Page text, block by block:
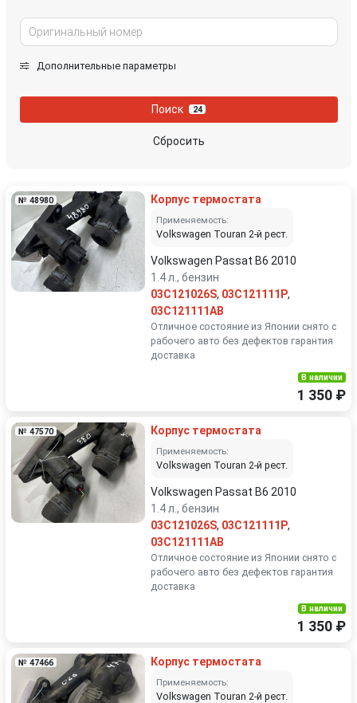
Дополнительные параметры
Поиск 24
Сбросить
№ 48980 Корпус термостата
Применяемость:
Volkswagen Touran 2-й рест.
Volkswagen Passat B6 2010
1.4 л., бензин
03C121026S, 03C121111P,
03C121111AB
Отличное состояние из Японии снято с
рабочего авто без дефектов гарантия
доставка
В наличии
1 350 ₽
№ 47570 Корпус термостата
Применяемость:
Volkswagen Touran 2-й рест.
Volkswagen Passat B6 2010
1.4 л., бензин
03C121026S, 03C121111P,
03C121111AB
Отличное состояние из Японии снято с
рабочего авто без дефектов гарантия
доставка
В наличии
1 350 ₽
№ 47466 Корпус термостата
Применяемость:
Volkswagen Touran 2-й рест.